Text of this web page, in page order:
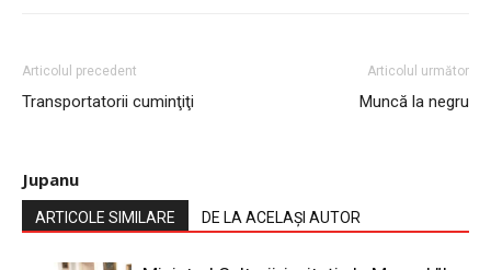
Articolul precedent
Transportatorii cuminţiţi
Articolul următor
Muncă la negru
Jupanu
ARTICOLE SIMILARE DE LA ACELAȘI AUTOR